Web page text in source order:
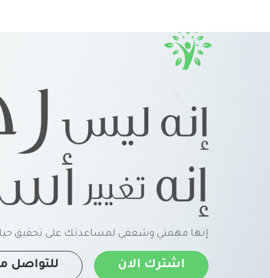
إنها مهمتي وشغفي لمساعدتك على تحقيق
اشترك الان للتواصل